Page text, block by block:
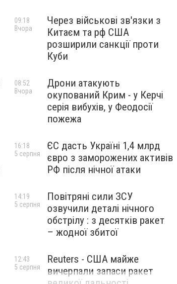
Через військові зв'язки з
Китаєм та рф США
розширили санкції проти
Куби
09:18
Вчора
Дрони атакують
окупований Крим - у Керчі
серія вибухів, у Феодосії
пожежа
08:52
Вчора
ЄС дасть Україні 1,4 млрд
євро з заморожених активів
РФ після нічної атаки
16:18
5 серпня
Повітряні сили ЗСУ
озвучили деталі нічного
обстрілу : з десятків ракет
– жодної збитої
14:19
5 серпня
Reuters - США майже
вичерпали запаси ракет
12:43
5 серпня